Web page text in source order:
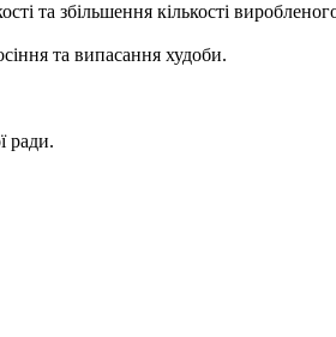
та збільшення кількості
та випасання худоби.
ради.